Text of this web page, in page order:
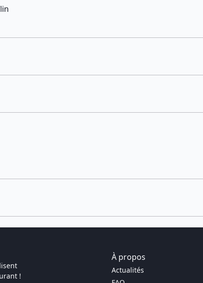
!
À propos
Actualités